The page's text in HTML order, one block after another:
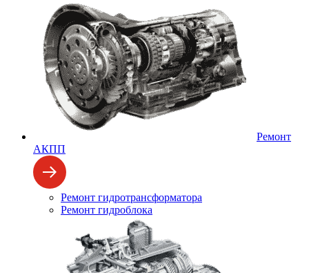
Ремонт
АКПП
Ремонт гидротрансформатора
Ремонт гидроблока